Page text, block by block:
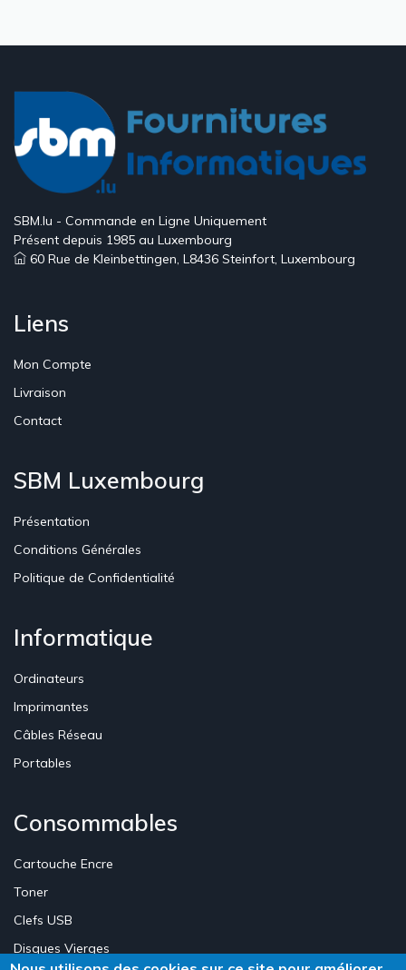
SBM.lu - Commande en Ligne Uniquement
Présent depuis 1985 au Luxembourg
60 Rue de Kleinbettingen, L8436 Steinfort, Luxembourg
Liens
Mon Compte
Livraison
Contact
SBM Luxembourg
Présentation
Conditions Générales
Politique de Confidentialité
Informatique
Ordinateurs
Imprimantes
Câbles Réseau
Portables
Consommables
Cartouche Encre
Toner
Clefs USB
Disques Vierges